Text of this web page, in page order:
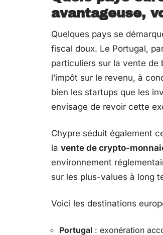
avantageuse,
Quelques pays se
fiscal doux. Le Portugal,
particuliers sur la vente de
l’impôt sur le revenu, à
bien les startups que les
envisage de revoir cette
Chypre séduit également
la vente de crypto-
environnement
sur les plus-values à long
Voici les destinations
Portugal : exonération